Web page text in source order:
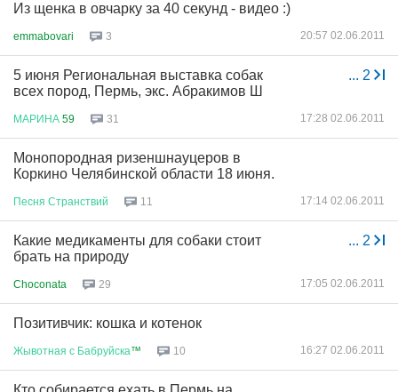
Из щенка в овчарку за 40 секунд - видео :)
emmabovari 3 20:57 02.06.2011
... 2
5 июня Региональная выставка собак
всех пород, Пермь, экс. Абракимов Ш
МАРИНА 59 31 17:28 02.06.2011
Монопородная ризеншнауцеров в
Коркино Челябинской области 18 июня.
Песня Странствий 11 17:14 02.06.2011
... 2
Какие медикаменты для собаки стоит
брать на природу
Choconata 29 17:05 02.06.2011
Позитивчик: кошка и котенок
Жывотная с Бабруйска™ 10 16:27 02.06.2011